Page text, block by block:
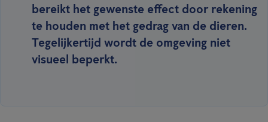
bereikt het gewenste effect door rekening
te houden met het gedrag van de dieren.
Tegelijkertijd wordt de omgeving niet
visueel beperkt.